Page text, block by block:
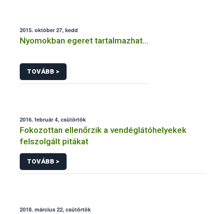
2015. október 27, kedd
Nyomokban egeret tartalmazhat…
TOVÁBB >
2016. február 4, csütörtök
Fokozottan ellenőrzik a vendéglátóhelyekek
felszolgált pitákat
TOVÁBB >
2018. március 22, csütörtök